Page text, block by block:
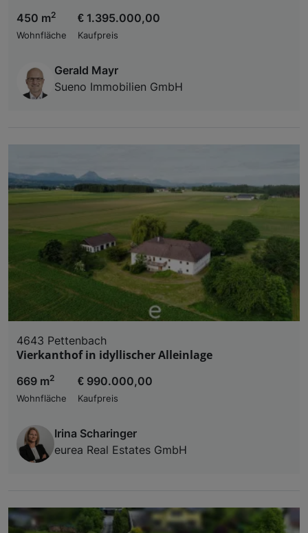
450 m2
Wohnfläche
€ 1.395.000,00
Kaufpreis
Gerald Mayr
Sueno Immobilien GmbH
4643 Pettenbach
Vierkanthof in idyllischer Alleinlage
669 m2
Wohnfläche
€ 990.000,00
Kaufpreis
Irina Scharinger
eurea Real Estates GmbH